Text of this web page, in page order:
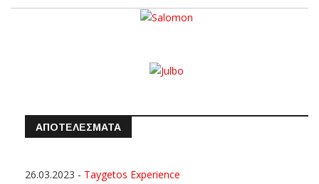
ΑΠΟΤΕΛΕΣΜΑΤΑ
26.03.2023 - Taygetos Experience